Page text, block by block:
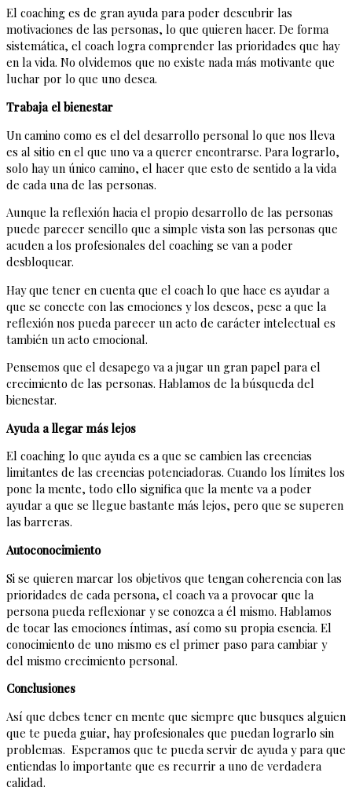
El coaching es de gran ayuda para poder descubrir las
motivaciones de las personas, lo que quieren hacer. De forma
sistemática, el coach logra comprender las prioridades que hay
en la vida. No olvidemos que no existe nada más motivante que
luchar por lo que uno desea.
Trabaja el bienestar
Un camino como es el del desarrollo personal lo que nos lleva
es al sitio en el que uno va a querer encontrarse. Para lograrlo,
solo hay un único camino, el hacer que esto de sentido a la vida
de cada una de las personas.
Aunque la reflexión hacia el propio desarrollo de las personas
puede parecer sencillo que a simple vista son las personas que
acuden a los profesionales del coaching se van a poder
desbloquear.
Hay que tener en cuenta que el coach lo que hace es ayudar a
que se conecte con las emociones y los deseos, pese a que la
reflexión nos pueda parecer un acto de carácter intelectual es
también un acto emocional.
Pensemos que el desapego va a jugar un gran papel para el
crecimiento de las personas. Hablamos de la búsqueda del
bienestar.
Ayuda a llegar más lejos
El coaching lo que ayuda es a que se cambien las creencias
limitantes de las creencias potenciadoras. Cuando los límites los
pone la mente, todo ello significa que la mente va a poder
ayudar a que se llegue bastante más lejos, pero que se superen
las barreras.
Autoconocimiento
Si se quieren marcar los objetivos que tengan coherencia con las
prioridades de cada persona, el coach va a provocar que la
persona pueda reflexionar y se conozca a él mismo. Hablamos
de tocar las emociones íntimas, así como su propia esencia. El
conocimiento de uno mismo es el primer paso para cambiar y
del mismo crecimiento personal.
Conclusiones
Así que debes tener en mente que siempre que busques alguien
que te pueda guiar, hay profesionales que puedan lograrlo sin
problemas. Esperamos que te pueda servir de ayuda y para que
entiendas lo importante que es recurrir a uno de verdadera
calidad.